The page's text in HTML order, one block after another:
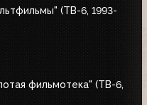
(ТВ-6, 1993-
фильмотека" (ТВ-6,